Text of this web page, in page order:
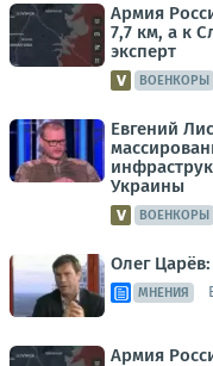
Армия
7,7 км, а к
эксперт
ВОЕНКОРЫ
Евгений
Украины
ВОЕНКОРЫ
Олег
МНЕНИЯ
Армия